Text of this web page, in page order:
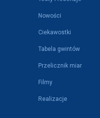
Nowości
Ciekawostki
Tabela gwintów
Przelicznik miar
Filmy
Realizacje